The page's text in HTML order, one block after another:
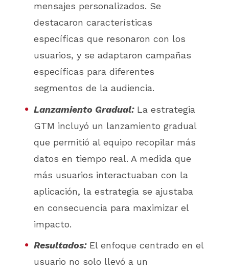
mensajes personalizados. Se
destacaron características
específicas que resonaron con los
usuarios, y se adaptaron campañas
específicas para diferentes
segmentos de la audiencia.
Lanzamiento Gradual:La estrategia
GTM incluyó un lanzamiento gradual
que permitió al equipo recopilar más
datos en tiempo real. A medida que
más usuarios interactuaban con la
aplicación, la estrategia se ajustaba
en consecuencia para maximizar el
impacto.
Resultados:El enfoque centrado en el
usuario no solo llevó a un